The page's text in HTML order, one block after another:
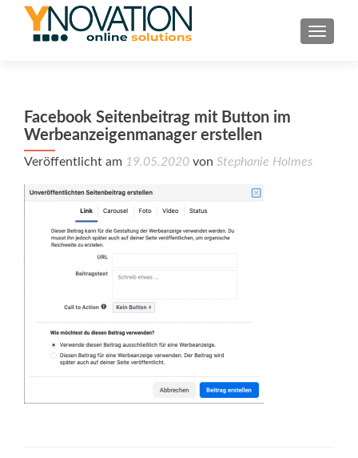
Facebook Seitenbeitrag mit Button im
Werbeanzeigenmanager erstellen
Veröffentlicht am 19.05.2020 von Stephanie Holmes